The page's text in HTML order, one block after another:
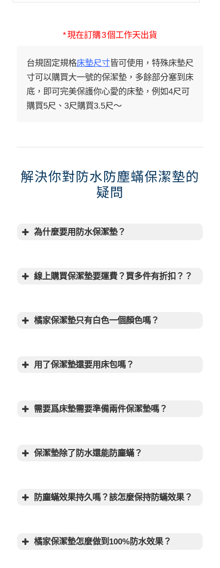
* 現在訂購 3 個工作天出貨
台規固定規格床墊尺寸皆可使用，特殊床墊尺
寸可以購買大一號的保潔墊，多餘部分塞到床
底，即可完美保護你心愛的床墊，例如4尺可
購買5尺、3尺購買3.5尺～
解決你對防水防塵蟎保潔墊的
疑問
為什麼要用防水保潔墊？
線上購買保潔墊要運費？買多件有折扣？？
涼感床包 涼感被
橘家保潔墊只有白色一個顏色嗎？
用了保潔墊還要用床包嗎？
需要爲床墊需要準備兩件保潔墊嗎？
保潔墊除了防水還能防塵蟎？
床墊防塵蟎超重要！橘家攜
防塵蟎效果持久嗎？該怎麼保持防蟎效果？
橘家保潔墊怎麼做到100%防水效果？